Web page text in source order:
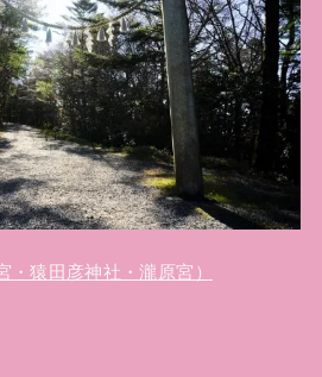
・猿田彦神社・瀧原宮）